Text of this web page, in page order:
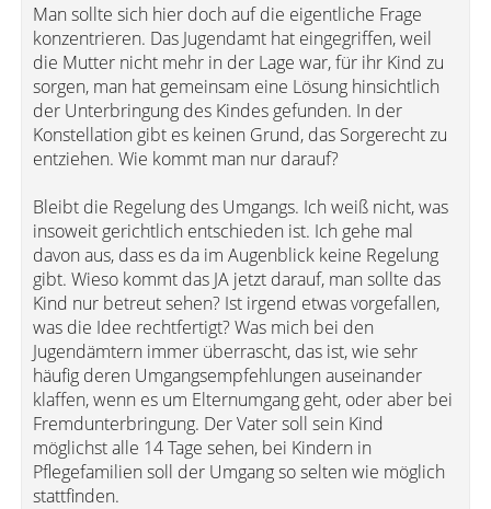
Man sollte sich hier doch auf die eigentliche Frage
konzentrieren. Das Jugendamt hat eingegriffen, weil
die Mutter nicht mehr in der Lage war, für ihr Kind zu
sorgen, man hat gemeinsam eine Lösung hinsichtlich
der Unterbringung des Kindes gefunden. In der
Konstellation gibt es keinen Grund, das Sorgerecht zu
entziehen. Wie kommt man nur darauf?
Bleibt die Regelung des Umgangs. Ich weiß nicht, was
insoweit gerichtlich entschieden ist. Ich gehe mal
davon aus, dass es da im Augenblick keine Regelung
gibt. Wieso kommt das JA jetzt darauf, man sollte das
Kind nur betreut sehen? Ist irgend etwas vorgefallen,
was die Idee rechtfertigt? Was mich bei den
Jugendämtern immer überrascht, das ist, wie sehr
häufig deren Umgangsempfehlungen auseinander
klaffen, wenn es um Elternumgang geht, oder aber bei
Fremdunterbringung. Der Vater soll sein Kind
möglichst alle 14 Tage sehen, bei Kindern in
Pflegefamilien soll der Umgang so selten wie möglich
stattfinden.